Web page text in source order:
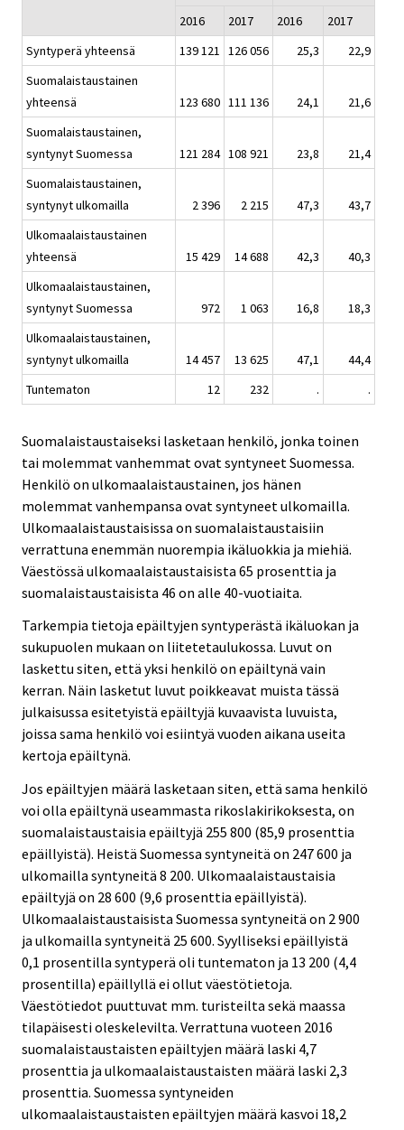
2016
2017 2016
2017
Syntyperä yhteensä
139 121 126 056 25,3
22,9
Suomalaistaustainen
yhteensä
123 680 111 136 24,1
21,6
Suomalaistaustainen,
syntynyt Suomessa
121 284 108 921 23,8
21,4
Suomalaistaustainen,
syntynyt ulkomailla
2 396 2 215 47,3
43,7
Ulkomaalaistaustainen
yhteensä
15 429 14 688 42,3
40,3
Ulkomaalaistaustainen,
syntynyt Suomessa
972 1 063 16,8
18,3
Ulkomaalaistaustainen,
syntynyt ulkomailla
14 457 13 625 47,1
44,4
Tuntematon
12 232 . .
Suomalaistaustaiseksi lasketaan henkilö, jonka toinen
tai molemmat vanhemmat ovat syntyneet Suomessa.
Henkilö on ulkomaalaistaustainen, jos hänen
molemmat vanhempansa ovat syntyneet ulkomailla.
Ulkomaalaistaustaisissa on suomalaistaustaisiin
verrattuna enemmän nuorempia ikäluokkia ja miehiä.
Väestössä ulkomaalaistaustaisista 65 prosenttia ja
suomalaistaustaisista 46 on alle 40-vuotiaita.
Tarkempia tietoja epäiltyjen syntyperästä ikäluokan ja
sukupuolen mukaan on liitetetaulukossa. Luvut on
laskettu siten, että yksi henkilö on epäiltynä vain
kerran. Näin lasketut luvut poikkeavat muista tässä
julkaisussa esitetyistä epäiltyjä kuvaavista luvuista,
joissa sama henkilö voi esiintyä vuoden aikana useita
kertoja epäiltynä.
Jos epäiltyjen määrä lasketaan siten, että sama henkilö
voi olla epäiltynä useammasta rikoslakirikoksesta, on
suomalaistaustaisia epäiltyjä 255 800 (85,9 prosenttia
epäillyistä). Heistä Suomessa syntyneitä on 247 600 ja
ulkomailla syntyneitä 8 200. Ulkomaalaistaustaisia
epäiltyjä on 28 600 (9,6 prosenttia epäillyistä).
Ulkomaalaistaustaisista Suomessa syntyneitä on 2 900
ja ulkomailla syntyneitä 25 600. Syylliseksi epäillyistä
0,1 prosentilla syntyperä oli tuntematon ja 13 200 (4,4
prosentilla) epäillyllä ei ollut väestötietoja.
Väestötiedot puuttuvat mm. turisteilta sekä maassa
tilapäisesti oleskelevilta. Verrattuna vuoteen 2016
suomalaistaustaisten epäiltyjen määrä laski 4,7
prosenttia ja ulkomaalaistaustaisten määrä laski 2,3
prosenttia. Suomessa syntyneiden
ulkomaalaistaustaisten epäiltyjen määrä kasvoi 18,2